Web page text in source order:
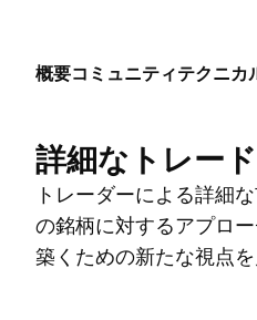
概要コミュニティテクニカ
詳細なトレー
トレーダーによる詳細
の銘柄に対するアプロ
築くための新たな視点を